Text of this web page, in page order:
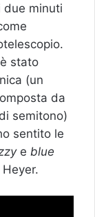
due minuti
stato
(un
da
semitono)
sentito le
e blue